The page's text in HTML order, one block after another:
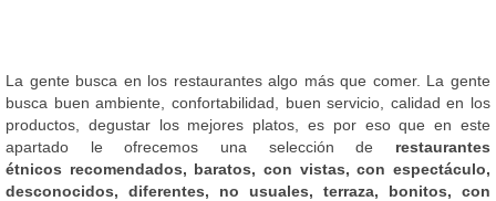
La gente busca en los restaurantes algo más que comer. La gente
busca buen ambiente, confortabilidad, buen servicio, calidad en los
productos, degustar los mejores platos, es por eso que en este
apartado le ofrecemos una selección de restaurantes
étnicos recomendados, baratos, con vistas, con espectáculo,
desconocidos, diferentes, no usuales, terraza, bonitos, con